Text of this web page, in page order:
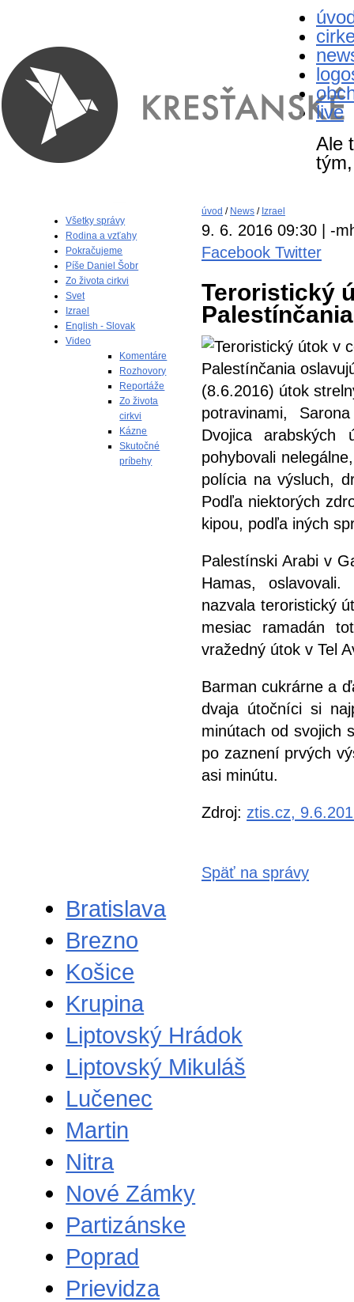
live
Ale
Všetky správy
Rodina a vzťahy
Pokračujeme
Píše Daniel Šobr
Zo života cirkvi
Svet
Izrael
English - Slovak
Video
Komentáre
Rozhovory
Reportáže
Zo života
cirkvi
Kázne
Skutočné
príbehy
úvod / News / Izrael
9. 6. 2016 09:30 | -
Facebook Twitter
Teroristický
(8.6.2016) útok
potravinami,
Dvojica
pohybovali
polícia na výsluch,
Podľa niektorých
kipou, podľa iných
Palestínski Arabi v
Hamas, oslavovali.
nazvala teroristický
mesiac ramadán
vražedný útok v Tel
Barman cukrárne a
dvaja útočníci si
minútach od svojich
po zaznení prvých
asi minútu.
Zdroj: ztis.cz,
Späť na správy
Bratislava
Brezno
Košice
Krupina
Liptovský Hrádok
Liptovský Mikuláš
Lučenec
Martin
Nitra
Nové Zámky
Partizánske
Poprad
Prievidza